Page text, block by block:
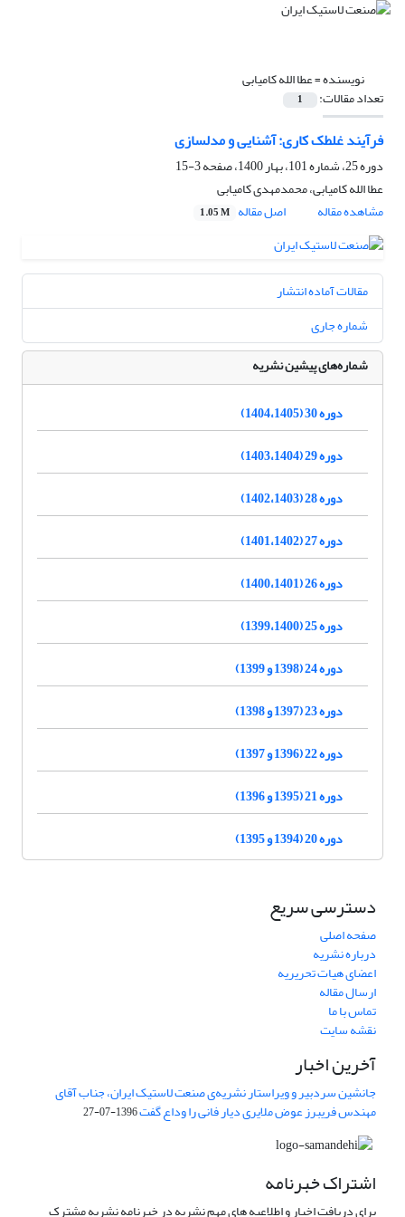
نویسنده =عطا الله کامیابی
تعداد مقالات: 1
فرآیند غلطک کاری: آشنایی و مدلسازی
دوره 25، شماره 101، بهار 1400، صفحه
3-15
عطا الله کامیابی، محمدمهدی کامیابی
مشاهده مقاله
اصل مقاله 1.05 M
مقالات آماده انتشار
شماره جاری
شماره‌های پیشین نشریه
دوره 30 (1404،1405)
دوره 29 (1403،1404)
دوره 28 (1402،1403)
دوره 27 (1401،1402)
دوره 26 (1400،1401)
دوره 25 (1399،1400)
دوره 24 (1398 و 1399)
دوره 23 (1397 و 1398)
دوره 22 (1396 و 1397)
دوره 21 (1395 و 1396)
دوره 20 (1394 و 1395)
دسترسی سریع
صفحه اصلی
درباره نشریه
اعضای هیات تحریریه
ارسال مقاله
تماس با ما
نقشه سایت
آخرین اخبار
جانشین سردبیر و ویراستار نشریه‌ی صنعت لاستیک ایران، جناب آقای
مهندس فریبرز عوض ملایری دیار فانی را وداع گفت1396-07-27
اشتراک خبرنامه
برای دریافت اخبار و اطلاعیه های مهم نشریه در خبرنامه نشریه مشترک